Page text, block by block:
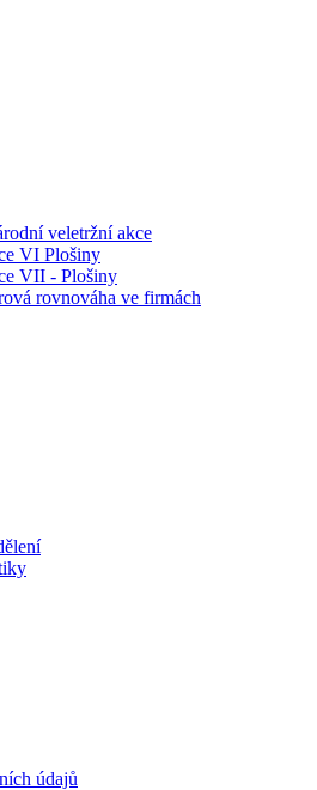
veletržní akce
VI Plošiny
VII - Plošiny
rovnováha ve firmách
údajů